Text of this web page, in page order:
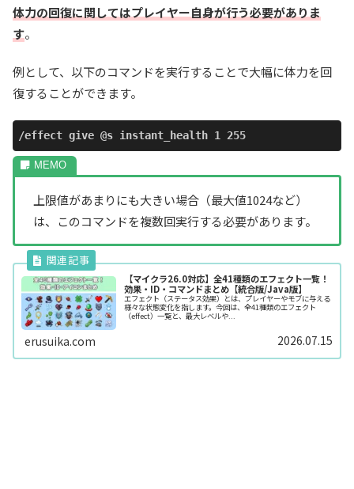
体力の回復に関してはプレイヤー自身が行う必要がありま
す。
例として、以下のコマンドを実行することで大幅に体力を回
復することができます。
/effect give @s instant_health 1 255
上限値があまりにも大きい場合（最大値1024など）
は、このコマンドを複数回実行する必要があります。
【マイクラ26.0対応】全41種類のエフェクト一覧！
効果・ID・コマンドまとめ【統合版/Java版】
エフェクト（ステータス効果）とは、プレイヤーやモブに与える
様々な状態変化を指します。今回は、全41種類のエフェクト
（effect）一覧と、最大レベルや...
erusuika.com 2026.07.15